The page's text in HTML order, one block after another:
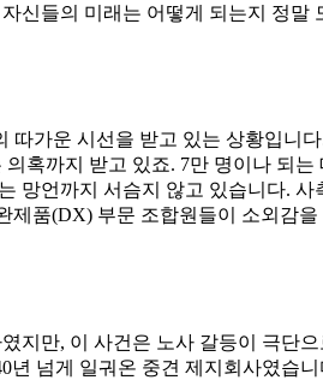
들의 미래는 어떻게 되는지 정말
가운 시선을 받고 있는 상황입니
혹까지 받고 있죠. 7만 명이나 되
망언까지 서슴지 않고 있습니다. 사
품(DX) 부문 조합원들이 소외감
지만, 이 사건은 노사 갈등이 극단
넘게 일궈온 중견 제지회사였습